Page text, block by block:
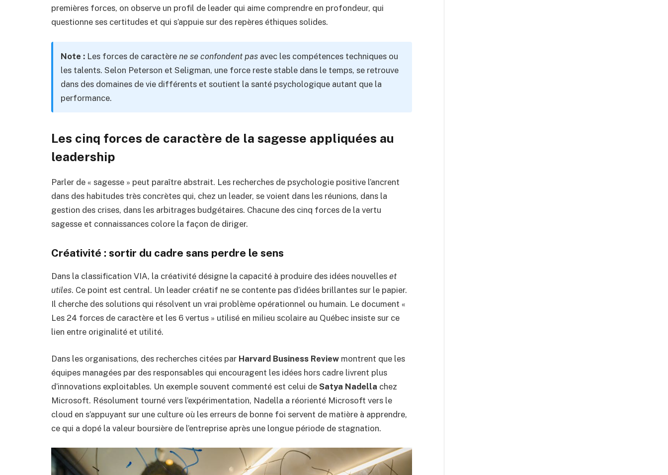
premières forces, on observe un profil de leader qui aime comprendre en profondeur, qui
questionne ses certitudes et qui s’appuie sur des repères éthiques solides.
Note : Les forces de caractère ne se confondent pas avec les compétences techniques ou
les talents. Selon Peterson et Seligman, une force reste stable dans le temps, se retrouve
dans des domaines de vie différents et soutient la santé psychologique autant que la
performance.
Les cinq forces de caractère de la sagesse appliquées au
leadership
Parler de « sagesse » peut paraître abstrait. Les recherches de psychologie positive l’ancrent
dans des habitudes très concrètes qui, chez un leader, se voient dans les réunions, dans la
gestion des crises, dans les arbitrages budgétaires. Chacune des cinq forces de la vertu
sagesse et connaissances colore la façon de diriger.
Créativité : sortir du cadre sans perdre le sens
Dans la classification VIA, la créativité désigne la capacité à produire des idées nouvelles et
utiles. Ce point est central. Un leader créatif ne se contente pas d’idées brillantes sur le papier.
Il cherche des solutions qui résolvent un vrai problème opérationnel ou humain. Le document «
Les 24 forces de caractère et les 6 vertus » utilisé en milieu scolaire au Québec insiste sur ce
lien entre originalité et utilité.
Dans les organisations, des recherches citées par Harvard Business Review montrent que les
équipes managées par des responsables qui encouragent les idées hors cadre livrent plus
d’innovations exploitables. Un exemple souvent commenté est celui de Satya Nadella chez
Microsoft. Résolument tourné vers l’expérimentation, Nadella a réorienté Microsoft vers le
cloud en s’appuyant sur une culture où les erreurs de bonne foi servent de matière à apprendre,
ce qui a dopé la valeur boursière de l’entreprise après une longue période de stagnation.